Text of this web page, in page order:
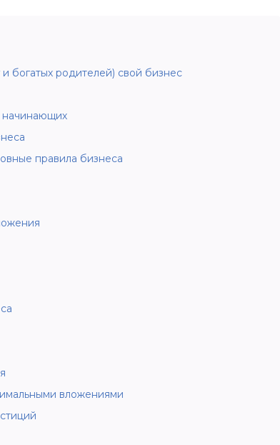
богатых родителей) свой бизнес
начинающих
правила бизнеса
вложениями